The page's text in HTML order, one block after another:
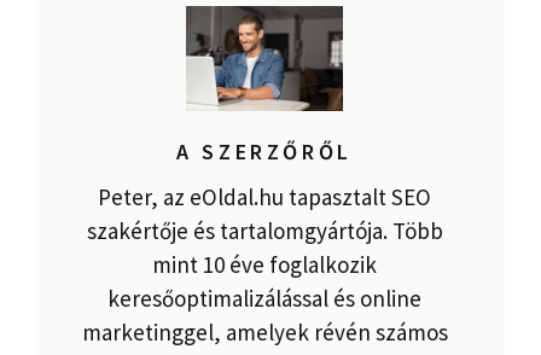
A SZERZŐRŐL
Peter, az eOldal.hu tapasztalt SEO
szakértője és tartalomgyártója. Több
mint 10 éve foglalkozik
keresőoptimalizálással és online
marketinggel, amelyek révén számos